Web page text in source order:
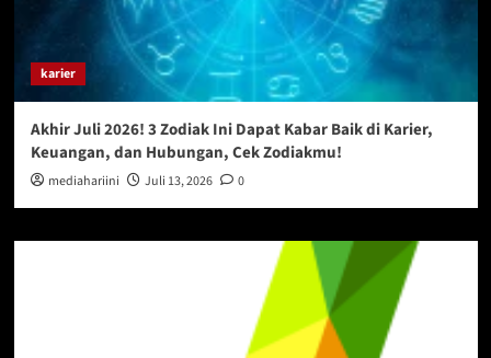
karier
Akhir Juli 2026! 3 Zodiak Ini Dapat Kabar Baik di Karier,
Keuangan, dan Hubungan, Cek Zodiakmu!
mediahariini Juli 13, 2026 0